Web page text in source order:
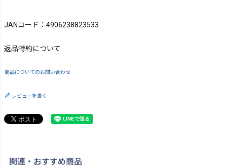
JANコード：4906238823533
返品特約について
商品についてのお問い合わせ
レビューを書く
関連・おすすめ商品